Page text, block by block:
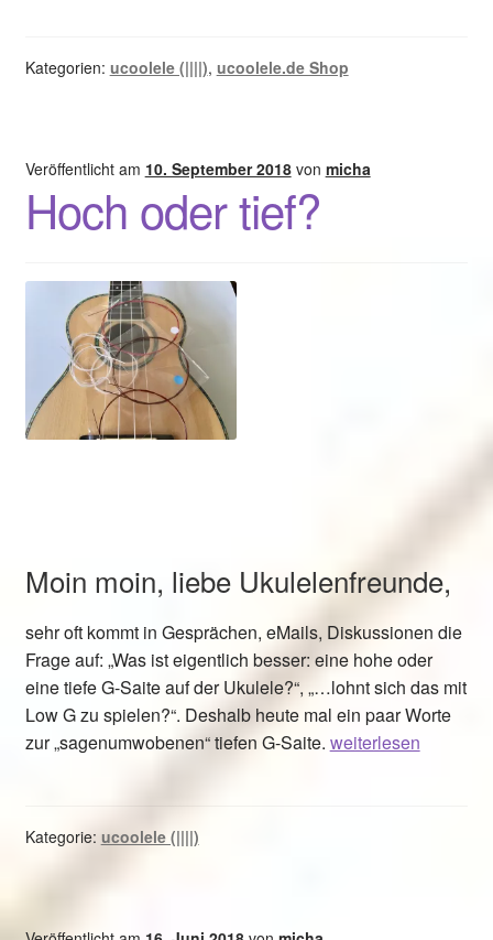
Kategorien: ucoolele (||||), ucoolele.de Shop
Veröffentlicht am 10. September 2018 von micha
Hoch oder tief?
Moin moin, liebe Ukulelenfreunde,
sehr oft kommt in Gesprächen, eMails, Diskussionen die
Frage auf: „Was ist eigentlich besser: eine hohe oder
eine tiefe G-Saite auf der Ukulele?“, „…lohnt sich das mit
Low G zu spielen?“. Deshalb heute mal ein paar Worte
zur „sagenumwobenen“ tiefen G-Saite. Hoch
weiterlesen
Kategorie: ucoolele (||||)